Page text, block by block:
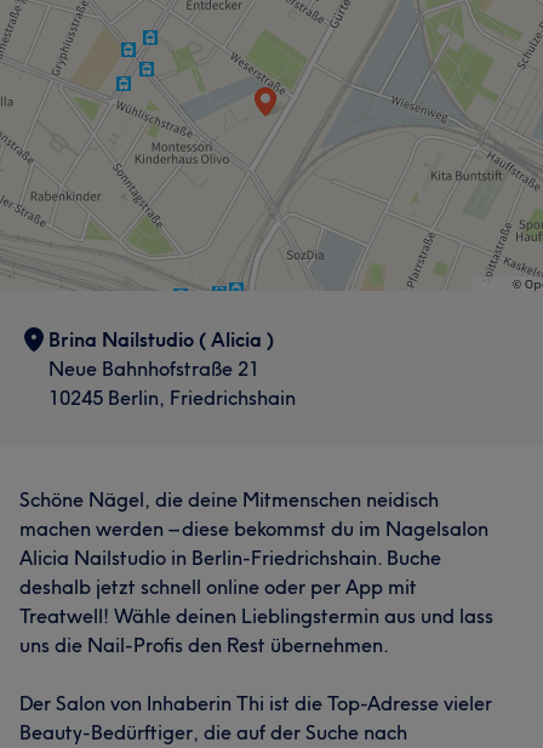
Brina Nailstudio ( Alicia )
Neue Bahnhofstraße 21
10245 Berlin, Friedrichshain
Schöne Nägel, die deine Mitmenschen neidisch
machen werden – diese bekommst du im Nagelsalon
Alicia Nailstudio in Berlin-Friedrichshain. Buche
deshalb jetzt schnell online oder per App mit
Treatwell! Wähle deinen Lieblingstermin aus und lass
uns die Nail-Profis den Rest übernehmen.
Der Salon von Inhaberin Thi ist die Top-Adresse vieler
Beauty-Bedürftiger, die auf der Suche nach